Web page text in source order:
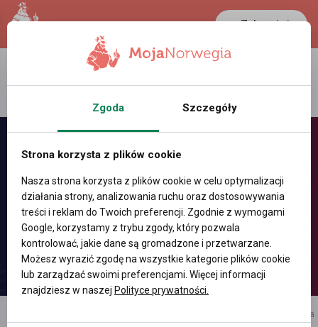
Zaloguj się
LANCASTER
37.4 °C 0.3889 PLN
reklama
Zgoda Szczegóły
Strona korzysta z plików cookie
Nasza strona korzysta z plików cookie w celu optymalizacji
działania strony, analizowania ruchu oraz dostosowywania
treści i reklam do Twoich preferencji. Zgodnie z wymogami
Google, korzystamy z trybu zgody, który pozwala
kontrolować, jakie dane są gromadzone i przetwarzane.
Możesz wyrazić zgodę na wszystkie kategorie plików cookie
lub zarządzać swoimi preferencjami. Więcej informacji
znajdziesz w naszej Polityce prywatności.